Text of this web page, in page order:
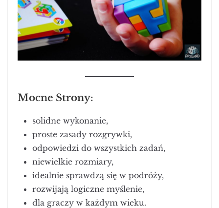
Mocne Strony:
solidne wykonanie,
proste zasady rozgrywki,
odpowiedzi do wszystkich zadań,
niewielkie rozmiary,
idealnie sprawdzą się w podróży,
rozwijają logiczne myślenie,
dla graczy w każdym wieku.